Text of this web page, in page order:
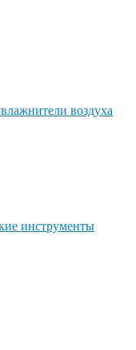
воздуха
инструменты